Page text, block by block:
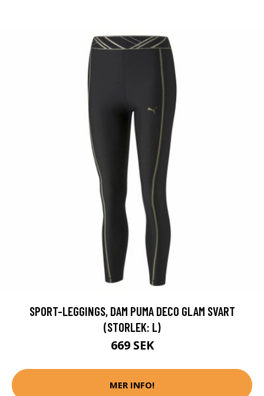
SPORT-LEGGINGS, DAM PUMA DECO GLAM SVART
(STORLEK: L)
669 SEK
MER INFO!